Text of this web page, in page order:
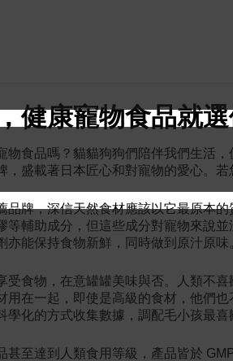
健康寵物食品就
食品嗎？貓貓狗狗們陪伴我們生活
盛載著日本匠心和對寵物的愛心。
品牌，深信天然食材應該以它最原
輔助成分，但這些成分對寵物來說
能保持食物新鮮，同時做到原汁原味
受食物，在意罐罐美味與否。人類不
在一起，即使是高級的食材，他們
化的方式收集數據，調配毛小孩最喜
甚至達到人類食用等級，產品皆於